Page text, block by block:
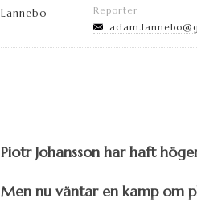
Reporter
Piotr Johansson har haft
Men nu väntar en kamp om